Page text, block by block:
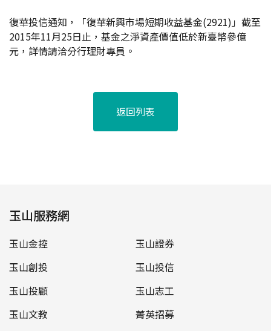
復華投信通知，「復華新興市場短期收益基金(2921)」截至
2015年11月25日止，基金之淨資產價值低於新臺幣參億
元，詳情請洽分行理財專員。
返回列表
玉山服務網
玉山金控
玉山證券
玉山創投
玉山投信
玉山投顧
玉山志工
玉山文教
菁英招募